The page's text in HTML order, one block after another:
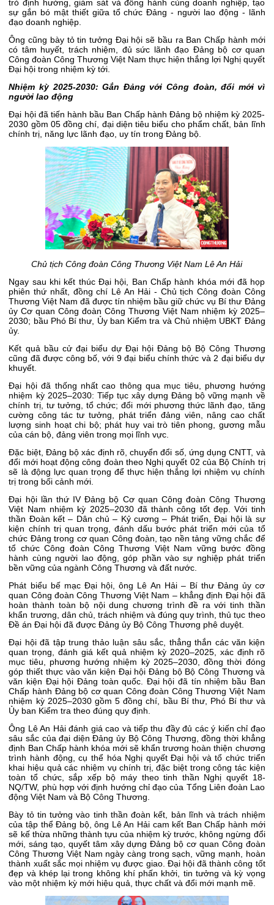
trò định hướng, giám sát và đồng hành cùng doanh nghiệp, tạo
sự gắn bó mật thiết giữa tổ chức Đảng - người lao động - lãnh
đạo doanh nghiệp.
Ông cũng bày tỏ tin tưởng Đại hội sẽ bầu ra Ban Chấp hành mới
có tâm huyết, trách nhiệm, đủ sức lãnh đạo Đảng bộ cơ quan
Công đoàn Công Thương Việt Nam thực hiện thắng lợi Nghị quyết
Đại hội trong nhiệm kỳ tới.
Nhiệm kỳ 2025-2030: Gắn Đảng với Công đoàn, đổi mới vì
người lao động
Đại hội đã tiến hành bầu Ban Chấp hành Đảng bộ nhiệm kỳ 2025-
2030 gồm 05 đồng chí, đại diện tiêu biểu cho phẩm chất, bản lĩnh
chính trị, năng lực lãnh đạo, uy tín trong Đảng bộ.
Chủ tịch Công đoàn Công Thương Việt Nam Lê An Hải
Ngay sau khi kết thúc Đại hội, Ban Chấp hành khóa mới đã họp
phiên thứ nhất, đồng chí Lê An Hải - Chủ tịch Công đoàn Công
Thương Việt Nam đã được tín nhiệm bầu giữ chức vụ Bí thư Đảng
ủy Cơ quan Công đoàn Công Thương Việt Nam nhiệm kỳ 2025–
2030; bầu Phó Bí thư, Ủy ban Kiểm tra và Chủ nhiệm UBKT Đảng
ủy.
Kết quả bầu cử đại biểu dự Đại hội Đảng bộ Bộ Công Thương
cũng đã được công bố, với 9 đại biểu chính thức và 2 đại biểu dự
khuyết.
Đại hội đã thống nhất cao thông qua mục tiêu, phương hướng
nhiệm kỳ 2025–2030: Tiếp tục xây dựng Đảng bộ vững mạnh về
chính trị, tư tưởng, tổ chức; đổi mới phương thức lãnh đạo, tăng
cường công tác tư tưởng, phát triển đảng viên, nâng cao chất
lượng sinh hoạt chi bộ; phát huy vai trò tiên phong, gương mẫu
của cán bộ, đảng viên trong mọi lĩnh vực.
Đặc biệt, Đảng bộ xác định rõ, chuyển đổi số, ứng dụng CNTT, và
đổi mới hoạt động công đoàn theo Nghị quyết 02 của Bộ Chính trị
sẽ là động lực quan trọng để thực hiện thắng lợi nhiệm vụ chính
trị trong bối cảnh mới.
Đại hội lần thứ IV Đảng bộ Cơ quan Công đoàn Công Thương
Việt Nam nhiệm kỳ 2025–2030 đã thành công tốt đẹp. Với tinh
thần Đoàn kết – Dân chủ – Kỷ cương – Phát triển, Đại hội là sự
kiện chính trị quan trọng, đánh dấu bước phát triển mới của tổ
chức Đảng trong cơ quan Công đoàn, tạo nền tảng vững chắc để
tổ chức Công đoàn Công Thương Việt Nam vững bước đồng
hành cùng người lao động, góp phần vào sự nghiệp phát triển
bền vững của ngành Công Thương và đất nước.
Phát biểu bế mạc Đại hội, ông Lê An Hải – Bí thư Đảng ủy cơ
quan Công đoàn Công Thương Việt Nam – khẳng định Đại hội đã
hoàn thành toàn bộ nội dung chương trình đề ra với tinh thần
khẩn trương, dân chủ, trách nhiệm và đúng quy trình, thủ tục theo
Đề án Đại hội đã được Đảng ủy Bộ Công Thương phê duyệt.
Đại hội đã tập trung thảo luận sâu sắc, thẳng thắn các văn kiện
quan trọng, đánh giá kết quả nhiệm kỳ 2020–2025, xác định rõ
mục tiêu, phương hướng nhiệm kỳ 2025–2030, đồng thời đóng
góp thiết thực vào văn kiện Đại hội Đảng bộ Bộ Công Thương và
văn kiện Đại hội Đảng toàn quốc. Đại hội đã tín nhiệm bầu Ban
Chấp hành Đảng bộ cơ quan Công đoàn Công Thương Việt Nam
nhiệm kỳ 2025–2030 gồm 5 đồng chí, bầu Bí thư, Phó Bí thư và
Ủy ban Kiểm tra theo đúng quy định.
Ông Lê An Hải đánh giá cao và tiếp thu đầy đủ các ý kiến chỉ đạo
sâu sắc của đại diện Đảng ủy Bộ Công Thương, đồng thời khẳng
định Ban Chấp hành khóa mới sẽ khẩn trương hoàn thiện chương
trình hành động, cụ thể hóa Nghị quyết Đại hội và tổ chức triển
khai hiệu quả các nhiệm vụ chính trị, đặc biệt trong công tác kiện
toàn tổ chức, sắp xếp bộ máy theo tinh thần Nghị quyết 18-
NQ/TW, phù hợp với định hướng chỉ đạo của Tổng Liên đoàn Lao
động Việt Nam và Bộ Công Thương.
Bày tỏ tin tưởng vào tinh thần đoàn kết, bản lĩnh và trách nhiệm
của tập thể Đảng bộ, ông Lê An Hải cam kết Ban Chấp hành mới
sẽ kế thừa những thành tựu của nhiệm kỳ trước, không ngừng đổi
mới, sáng tạo, quyết tâm xây dựng Đảng bộ cơ quan Công đoàn
Công Thương Việt Nam ngày càng trong sạch, vững mạnh, hoàn
thành xuất sắc mọi nhiệm vụ được giao. Đại hội đã thành công tốt
đẹp và khép lại trong không khí phấn khởi, tin tưởng và kỳ vọng
vào một nhiệm kỳ mới hiệu quả, thực chất và đổi mới mạnh mẽ.